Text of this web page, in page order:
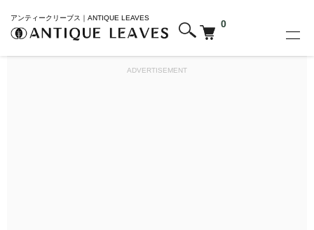
アンティークリーブス｜ANTIQUE LEAVES
0
ADVERTISEMENT